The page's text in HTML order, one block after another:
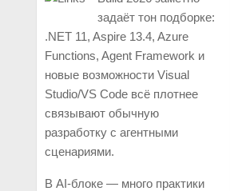
задаёт тон подборке:
.NET 11, Aspire 13.4, Azure
Functions, Agent Framework и
новые возможности Visual
Studio/VS Code всё плотнее
связывают обычную
разработку с агентными
сценариями.
В AI-блоке — много практики